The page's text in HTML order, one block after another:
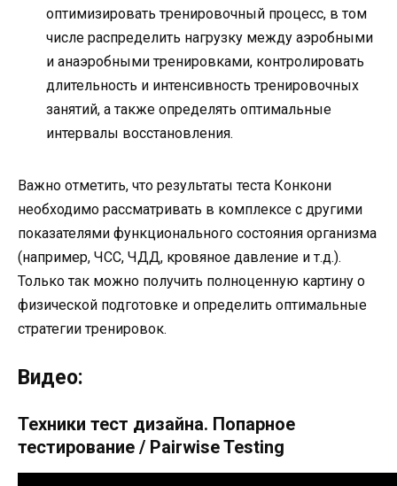
оптимизировать тренировочный процесс, в том
числе распределить нагрузку между аэробными
и анаэробными тренировками, контролировать
длительность и интенсивность тренировочных
занятий, а также определять оптимальные
интервалы восстановления.
Важно отметить, что результаты теста Конкони
необходимо рассматривать в комплексе с другими
показателями функционального состояния организма
(например, ЧСС, ЧДД, кровяное давление и т.д.).
Только так можно получить полноценную картину о
физической подготовке и определить оптимальные
стратегии тренировок.
Видео:
Техники тест дизайна. Попарное
тестирование / Pairwise Testing